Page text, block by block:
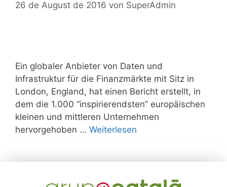
26 de August de 2016 von SuperAdmin
Ein globaler Anbieter von Daten und
Infrastruktur für die Finanzmärkte mit Sitz in
London, England, hat einen Bericht erstellt, in
dem die 1.000 “inspirierendsten” europäischen
kleinen und mittleren Unternehmen
hervorgehoben … Weiterlesen